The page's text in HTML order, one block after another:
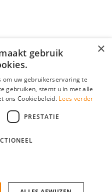
×
gebruik
om uw gebruikerservaring te
gebruiken, stemt u in met alle
ons Cookiebeleid. Lees verder
PRESTATIE